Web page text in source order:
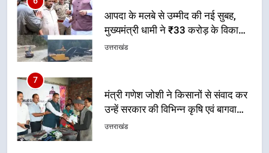
मंत्री गणेश जोशी ने किसानों से संवाद कर
उन्हें सरकार की विभिन्न कृषि एवं बागवानी
योजनाओं का अधिक से अधिक लाभ उठाने
उत्तराखंड
8
खेल मंत्री रेखा आर्या ने देवभूमि से बुलंद
किया 2036 ओलंपिक मेजबानी का संकल्प
उत्तराखंड